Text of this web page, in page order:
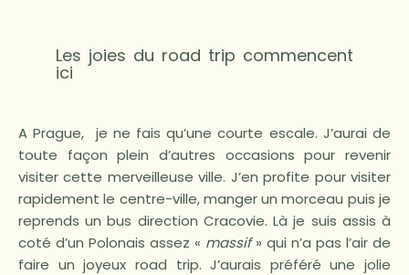
Les joies du road trip commencent
ici
A Prague, je ne fais qu’une courte escale. J’aurai de
toute façon plein d’autres occasions pour revenir
visiter cette merveilleuse ville. J’en profite pour visiter
rapidement le centre-ville, manger un morceau puis je
reprends un bus direction Cracovie. Là je suis assis à
coté d’un Polonais assez « massif» qui n’a pas l’air de
faire un joyeux road trip. J’aurais préféré une jolie